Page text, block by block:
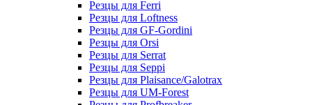
Резцы для Ferri
Резцы для Loftness
Резцы для GF-Gordini
Резцы для Orsi
Резцы для Serrat
Резцы для Seppi
Резцы для Plaisance/Galotrax
Резцы для UM-Forest